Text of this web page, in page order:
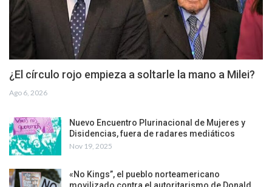
¿El círculo rojo empieza a soltarle la mano a Milei?
Ago 6, 2026
Nuevo Encuentro Plurinacional de Mujeres y
Disidencias, fuera de radares mediáticos
Nov 19, 2025
«No Kings”, el pueblo norteamericano